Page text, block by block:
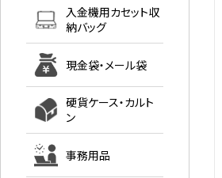
入金機用カセット収
納バッグ
現金袋・メール袋
硬貨ケース・カルト
ン
事務用品